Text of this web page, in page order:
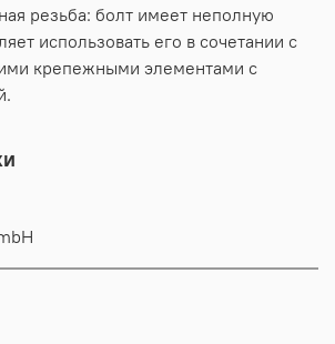
резьба: болт имеет неполную
использовать его в сочетании с
крепежными элементами с